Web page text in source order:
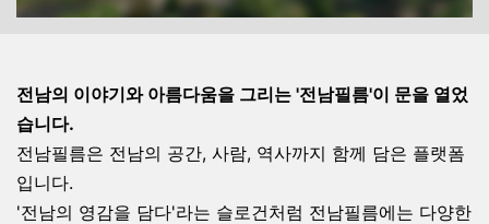
전남의 이야기와 아름다움을 그리는 '전남필름'이 문을 열었
습니다.
전남필름은 전남의 공간, 사람, 역사까지 함께 담은 플랫폼
입니다.
'전남의 영감을 담다'라는 슬로건처럼 전남필름에는 다양한